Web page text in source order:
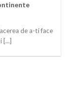
de a-ti face
[...]